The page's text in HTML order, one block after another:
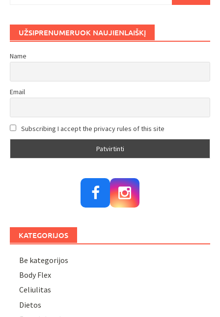
UŽSIPRENUMERUOK NAUJIENLAIŠKĮ
Name
Email
Subscribing I accept the privacy rules of this site
KATEGORIJOS
Be kategorijos
Body Flex
Celiulitas
Dietos